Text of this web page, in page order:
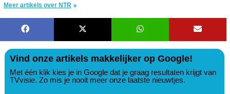
Meer artikels over NTR
Vind onze artikels makkelijker op Google!
Met één klik kies je in Google dat je graag resultaten krijgt van
TVvisie. Zo mis je nooit meer onze laatste nieuwtjes.